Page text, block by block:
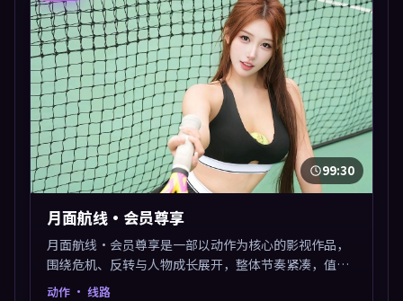
99:30
月面航线·会员尊享
月面航线·会员尊享是一部以动作为核心的影视作品，
围绕危机、反转与人物成长展开，整体节奏紧凑，值得
推荐观看。
动作 · 线路